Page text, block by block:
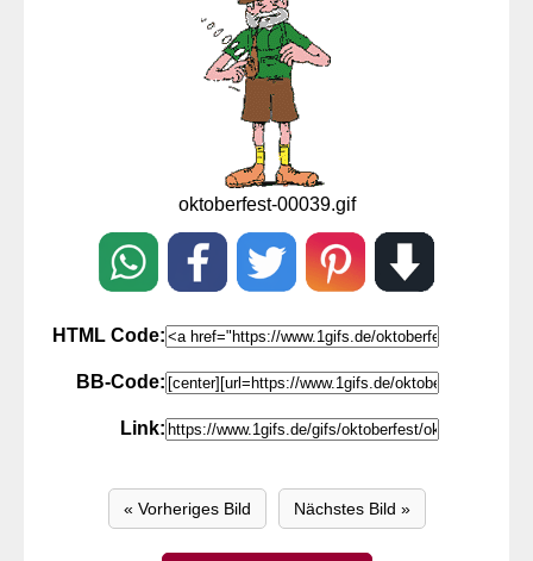
oktoberfest-00039.gif
HTML Code:
BB-Code:
Link:
« Vorheriges Bild Nächstes Bild »